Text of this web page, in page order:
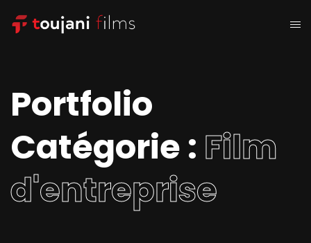
Portfolio
Catégorie : Film
d'entreprise